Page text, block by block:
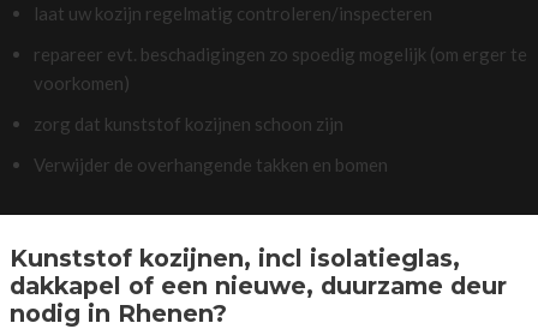
laat uw kozijn regelmatig controleren/inspecteren
repareer evt. beschadigingen zo spoedig mogelijk (om erger te
voorkomen)
zorg dat kunststof kozijnen schoon zijn
Verwijder de overhangende takken en bomen
Kunststof kozijnen, incl isolatieglas,
dakkapel of een nieuwe, duurzame deur
nodig in Rhenen?